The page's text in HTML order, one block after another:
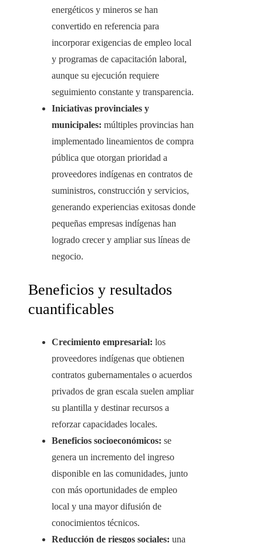
energéticos y mineros se han
convertido en referencia para
incorporar exigencias de empleo local
y programas de capacitación laboral,
aunque su ejecución requiere
seguimiento constante y transparencia.
Iniciativas provinciales y
municipales: múltiples provincias han
implementado lineamientos de compra
pública que otorgan prioridad a
proveedores indígenas en contratos de
suministros, construcción y servicios,
generando experiencias exitosas donde
pequeñas empresas indígenas han
logrado crecer y ampliar sus líneas de
negocio.
Beneficios y resultados
cuantificables
Crecimiento empresarial: los
proveedores indígenas que obtienen
contratos gubernamentales o acuerdos
privados de gran escala suelen ampliar
su plantilla y destinar recursos a
reforzar capacidades locales.
Beneficios socioeconómicos: se
genera un incremento del ingreso
disponible en las comunidades, junto
con más oportunidades de empleo
local y una mayor difusión de
conocimientos técnicos.
Reducción de riesgos sociales: una